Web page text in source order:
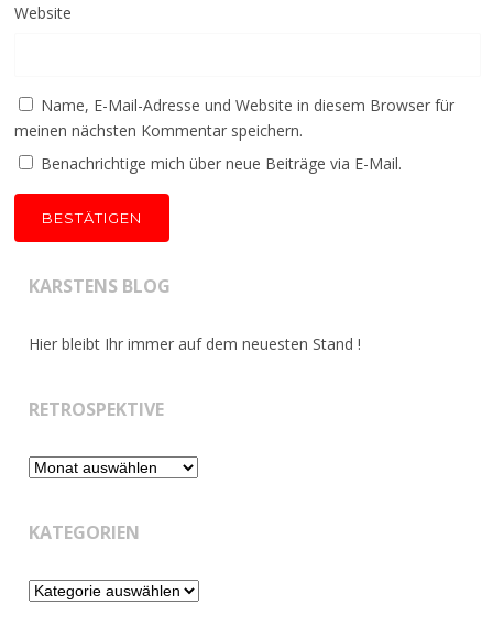
Website
Name, E-Mail-Adresse und Website in diesem Browser für
meinen nächsten Kommentar speichern.
Benachrichtige mich über neue Beiträge via E-Mail.
KARSTENS BLOG
Hier bleibt Ihr immer auf dem neuesten Stand !
RETROSPEKTIVE
Retrospektive
KATEGORIEN
Kategorien